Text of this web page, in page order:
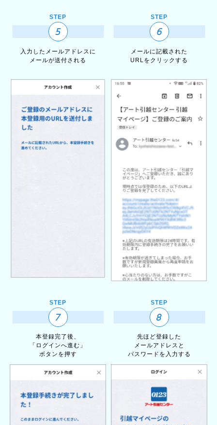
STEP
5
入力したメールアドレスに
メールが送付される
STEP
6
メールに記載された
URLをクリックする
STEP
7
本登録完了後、
「ログインへ進む」
ボタンを押す
STEP
8
先ほど登録した
メールアドレスと
パスワードを入力する